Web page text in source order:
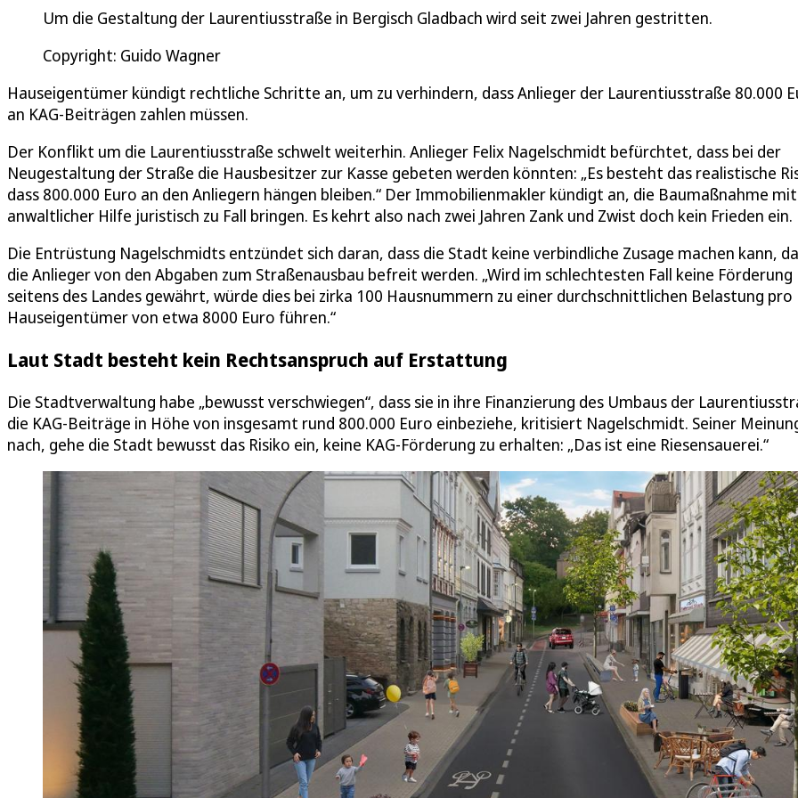
Um die Gestaltung der Laurentiusstraße in Bergisch Gladbach wird seit zwei Jahren gestritten.
Copyright: Guido Wagner
Hauseigentümer kündigt rechtliche Schritte an, um zu verhindern, dass Anlieger der Laurentiusstraße 80.000
an KAG-Beiträgen zahlen müssen.
Der Konflikt um die Laurentiusstraße schwelt weiterhin. Anlieger Felix Nagelschmidt befürchtet, dass bei der
Neugestaltung der Straße die Hausbesitzer zur Kasse gebeten werden könnten: „Es besteht das realistische
dass 800.000 Euro an den Anliegern hängen bleiben.“ Der Immobilienmakler kündigt an, die Baumaßnahme mit
anwaltlicher Hilfe juristisch zu Fall bringen. Es kehrt also nach zwei Jahren Zank und Zwist doch kein Frieden ein.
Die Entrüstung Nagelschmidts entzündet sich daran, dass die Stadt keine verbindliche Zusage machen kann,
die Anlieger von den Abgaben zum Straßenausbau befreit werden. „Wird im schlechtesten Fall keine Förderung
seitens des Landes gewährt, würde dies bei zirka 100 Hausnummern zu einer durchschnittlichen Belastung pro
Hauseigentümer von etwa 8000 Euro führen.“
Laut Stadt besteht kein Rechtsanspruch auf Erstattung
Die Stadtverwaltung habe „bewusst verschwiegen“, dass sie in ihre Finanzierung des Umbaus der
die KAG-Beiträge in Höhe von insgesamt rund 800.000 Euro einbeziehe, kritisiert Nagelschmidt. Seiner
nach, gehe die Stadt bewusst das Risiko ein, keine KAG-Förderung zu erhalten: „Das ist eine Riesensauerei.“